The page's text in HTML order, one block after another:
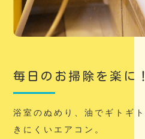
毎日のお掃除を楽に！
浴室のぬめり、油でギトギ
きにくいエアコン。